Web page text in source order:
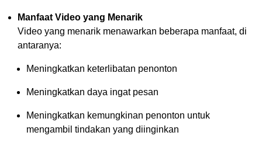
Manfaat Video yang Menarik
Video yang menarik menawarkan beberapa manfaat, di
antaranya:
Meningkatkan keterlibatan penonton
Meningkatkan daya ingat pesan
Meningkatkan kemungkinan penonton untuk
mengambil tindakan yang diinginkan